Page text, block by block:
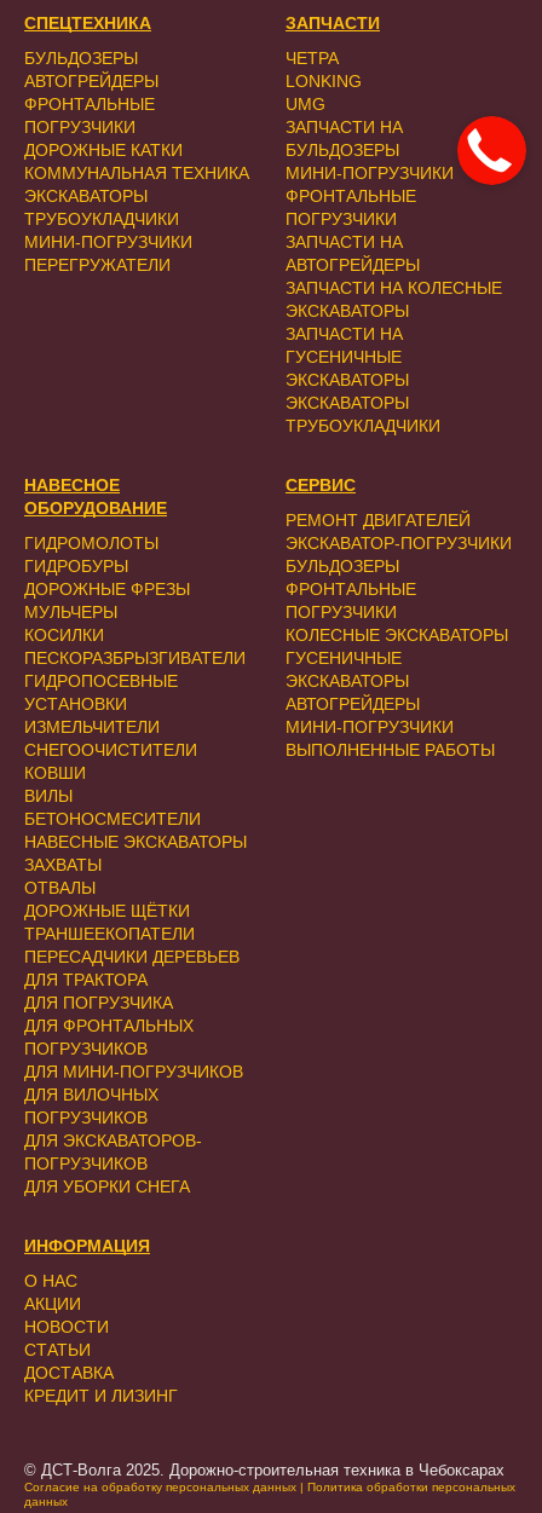
СПЕЦТЕХНИКА
БУЛЬДОЗЕРЫ
АВТОГРЕЙДЕРЫ
ФРОНТАЛЬНЫЕ
ПОГРУЗЧИКИ
ДОРОЖНЫЕ КАТКИ
КОММУНАЛЬНАЯ ТЕХНИКА
ЭКСКАВАТОРЫ
ТРУБОУКЛАДЧИКИ
МИНИ-ПОГРУЗЧИКИ
ПЕРЕГРУЖАТЕЛИ
НАВЕСНОЕ
ОБОРУДОВАНИЕ
ГИДРОМОЛОТЫ
ГИДРОБУРЫ
ДОРОЖНЫЕ ФРЕЗЫ
МУЛЬЧЕРЫ
КОСИЛКИ
ПЕСКОРАЗБРЫЗГИВАТЕЛИ
ГИДРОПОСЕВНЫЕ
УСТАНОВКИ
ИЗМЕЛЬЧИТЕЛИ
СНЕГООЧИСТИТЕЛИ
КОВШИ
ВИЛЫ
БЕТОНОСМЕСИТЕЛИ
НАВЕСНЫЕ ЭКСКАВАТОРЫ
ЗАХВАТЫ
ОТВАЛЫ
ДОРОЖНЫЕ ЩЁТКИ
ТРАНШЕЕКОПАТЕЛИ
ПЕРЕСАДЧИКИ ДЕРЕВЬЕВ
ДЛЯ ТРАКТОРА
ДЛЯ ПОГРУЗЧИКА
ДЛЯ ФРОНТАЛЬНЫХ
ПОГРУЗЧИКОВ
ДЛЯ МИНИ-ПОГРУЗЧИКОВ
ДЛЯ ВИЛОЧНЫХ
ПОГРУЗЧИКОВ
ДЛЯ ЭКСКАВАТОРОВ-
ПОГРУЗЧИКОВ
ДЛЯ УБОРКИ СНЕГА
ЗАПЧАСТИ
ЧЕТРА
LONKING
UMG
ЗАПЧАСТИ НА
БУЛЬДОЗЕРЫ
МИНИ-ПОГРУЗЧИКИ
ФРОНТАЛЬНЫЕ
ПОГРУЗЧИКИ
ЗАПЧАСТИ НА
АВТОГРЕЙДЕРЫ
ЗАПЧАСТИ НА КОЛЕСНЫЕ
ЭКСКАВАТОРЫ
ЗАПЧАСТИ НА
ГУСЕНИЧНЫЕ
ЭКСКАВАТОРЫ
ЭКСКАВАТОРЫ
ТРУБОУКЛАДЧИКИ
СЕРВИС
РЕМОНТ ДВИГАТЕЛЕЙ
ЭКСКАВАТОР-ПОГРУЗЧИКИ
БУЛЬДОЗЕРЫ
ФРОНТАЛЬНЫЕ
ПОГРУЗЧИКИ
КОЛЕСНЫЕ ЭКСКАВАТОРЫ
ГУСЕНИЧНЫЕ
ЭКСКАВАТОРЫ
АВТОГРЕЙДЕРЫ
МИНИ-ПОГРУЗЧИКИ
ВЫПОЛНЕННЫЕ РАБОТЫ
ИНФОРМАЦИЯ
О НАС
АКЦИИ
НОВОСТИ
СТАТЬИ
ДОСТАВКА
КРЕДИТ И ЛИЗИНГ
© ДСТ-Волга 2025. Дорожно-строительная техника в Чебоксарах
Согласие на обработку персональных данных | Политика обработки персональных
данных